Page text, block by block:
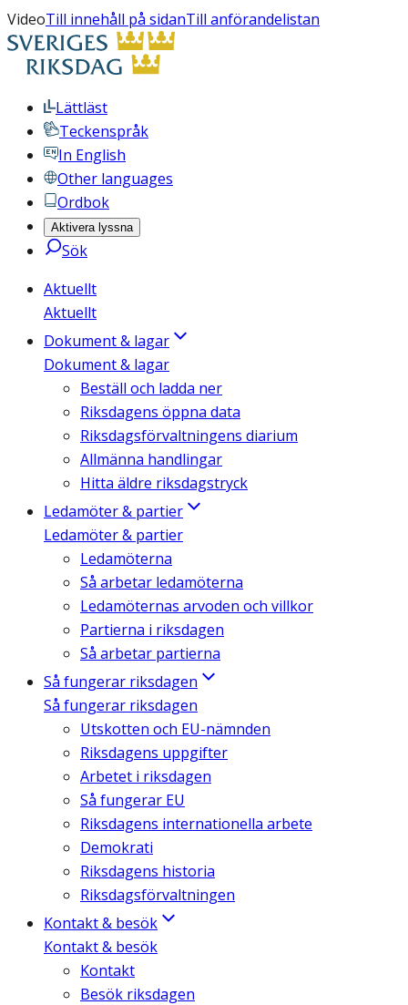
VideoTill innehåll på sidanTill anförandelistan
Lättläst
Teckenspråk
In English
Other languages
Ordbok
Aktivera lyssna
Sök
Aktuellt
Aktuellt
Dokument & lagar
Dokument & lagar
Beställ och ladda ner
Riksdagens öppna data
Riksdagsförvaltningens diarium
Allmänna handlingar
Hitta äldre riksdagstryck
Ledamöter & partier
Ledamöter & partier
Ledamöterna
Så arbetar ledamöterna
Ledamöternas arvoden och villkor
Partierna i riksdagen
Så arbetar partierna
Så fungerar riksdagen
Så fungerar riksdagen
Utskotten och EU-nämnden
Riksdagens uppgifter
Arbetet i riksdagen
Så fungerar EU
Riksdagens internationella arbete
Demokrati
Riksdagens historia
Riksdagsförvaltningen
Kontakt & besök
Kontakt & besök
Kontakt
Besök riksdagen